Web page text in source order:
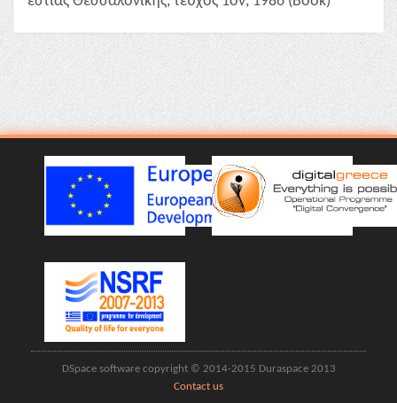
DSpace software copyright © 2014-2015 Duraspace 2013
Contact us